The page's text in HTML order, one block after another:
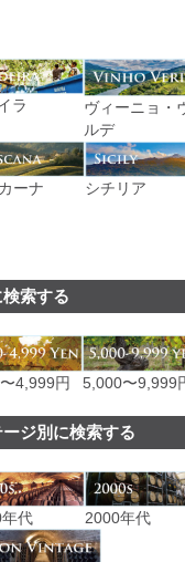
ラ
ヴィーニョ・
ルデ
ーナ シチリア
索する
4,999円 5,000〜9,999
ジ別に検索する
代 2000年代